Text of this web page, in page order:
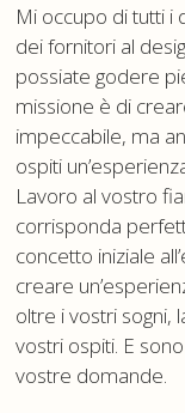
Mi occupo di tutti i
dei fornitori al
possiate godere
missione è di
impeccabile, ma
ospiti
Lavoro al vostro
corrisponda
concetto iniziale
creare
oltre i vostri sogni,
vostri ospiti. E
vostre domande.